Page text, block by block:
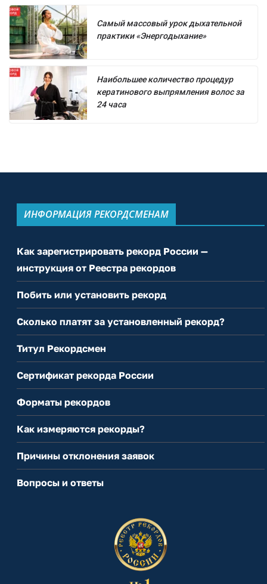
Самый массовый урок дыхательной
практики «Энергодыхание»
Наибольшее количество процедур
кератинового выпрямления волос за
24 часа
ИНФОРМАЦИЯ РЕКОРДСМЕНАМ
Как зарегистрировать рекорд России —
инструкция от Реестра рекордов
Побить или установить рекорд
Сколько платят за установленный рекорд?
Титул Рекордсмен
Сертификат рекорда России
Форматы рекордов
Как измеряются рекорды?
Причины отклонения заявок
Вопросы и ответы